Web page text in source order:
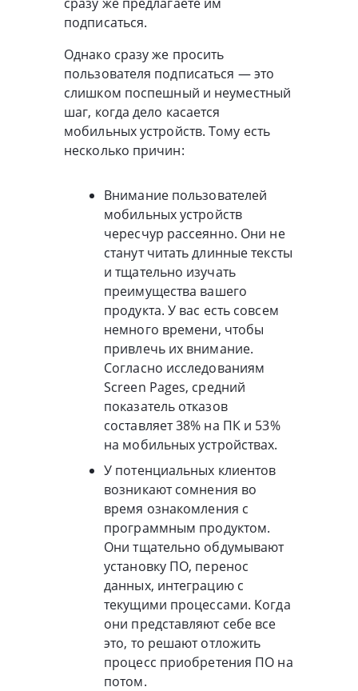
подписаться.
Однако сразу же просить
пользователя подписаться — это
слишком поспешный и неуместный
шаг, когда дело касается
мобильных устройств. Тому есть
несколько причин:
Внимание пользователей
мобильных устройств
чересчур рассеянно. Они не
станут читать длинные тексты
и тщательно изучать
преимущества вашего
продукта. У вас есть совсем
немного времени, чтобы
привлечь их внимание.
Согласно исследованиям
Screen Pages, средний
показатель отказов
составляет 38% на ПК и 53%
на мобильных устройствах.
У потенциальных клиентов
возникают сомнения во
время ознакомления с
программным продуктом.
Они тщательно обдумывают
установку ПО, перенос
данных, интеграцию с
текущими процессами. Когда
они представляют себе все
это, то решают отложить
процесс приобретения ПО на
потом.